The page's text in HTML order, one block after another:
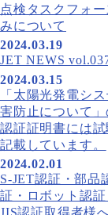
点検タスクフォ
みについて
2024.03.19
JET NEWS
2024.03.15
「太陽光発電シ
害防止について
認証証明書には
記載しています。
2024.02.01
S-JET認証・部品
証・ロボット認
JIS認証取得者様